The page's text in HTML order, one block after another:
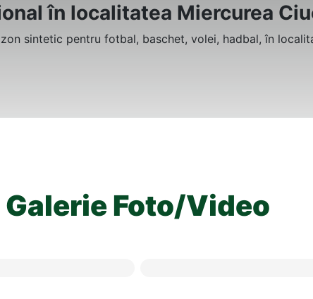
în localitatea Miercurea
sintetic pentru fotbal, baschet, volei, hadbal, în
Galerie Foto/Video